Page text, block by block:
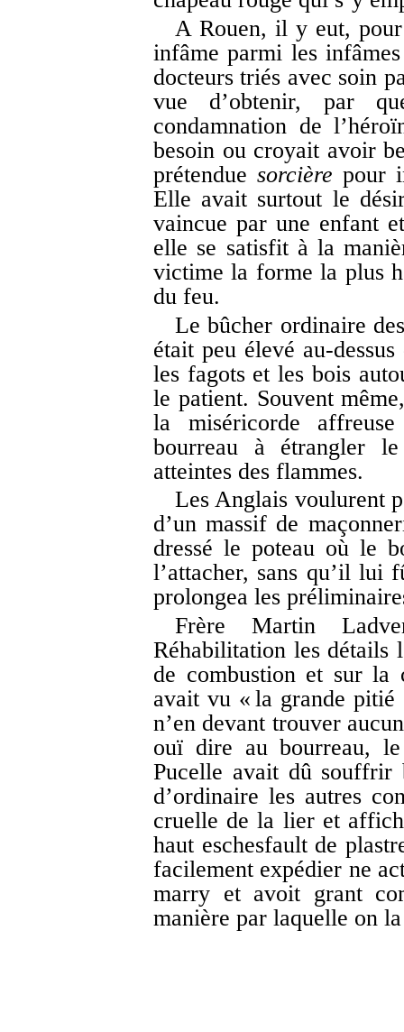
A Rouen, il y eut,
infâme parmi les
docteurs triés avec soin
vue d’obtenir, par
condamnation de
besoin ou croyait avoir
prétendue sorcière pour
Elle avait surtout le
vaincue par une enfant
elle se satisfit à la
victime la forme la plus
du feu.
Le bûcher ordinaire
était peu élevé au-
les fagots et les bois
le patient. Souvent
la miséricorde
bourreau à étrangler
atteintes des flammes.
Les Anglais voulurent
d’un massif de
dressé le poteau où le
l’attacher, sans qu’il
prolongea les
Frère Martin
Réhabilitation les détails
de combustion et sur
avait vu « la grande
n’en devant trouver
ouï dire au bourreau,
Pucelle avait dû souffrir
d’ordinaire les autres
cruelle de la lier et
haut eschesfault de
facilement expédier ne
marry et avoit grant
manière par laquelle on